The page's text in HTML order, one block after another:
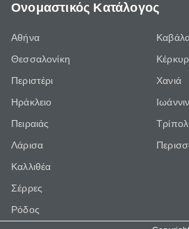
Ονομαστικός Κατάλογος
Αθήνα
Θεσσαλονίκη
Περιστέρι
Ηράκλειο
Πειραιάς
Λάρισα
Καλλιθέα
Σέρρες
Ρόδος
Χανιά